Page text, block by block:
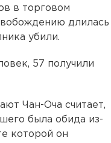
в торговом
длилась
убили.
57 получили
Чан-Оча считает,
была обида из-
которой он